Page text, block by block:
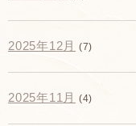
2025年12月 (7)
2025年11月 (4)